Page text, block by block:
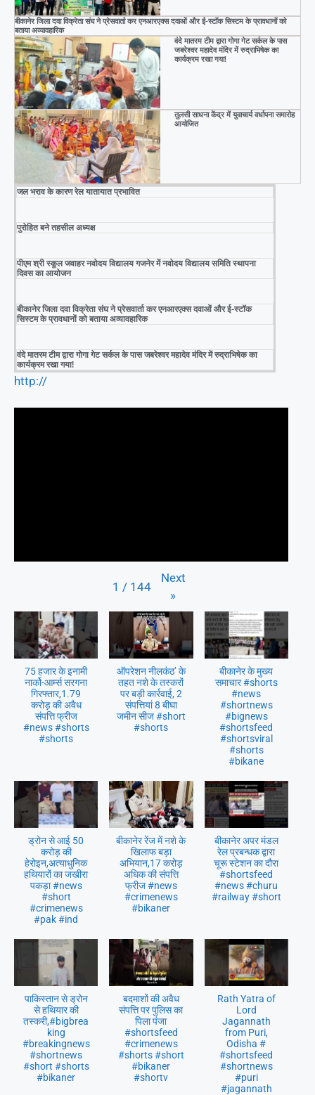
बीकानेर जिला दवा विक्रेता संघ ने प्रेसवार्ता कर एनआरएक्स दवाओं और ई-स्टॉक सिस्टम के प्रावधानों को
बताया अव्यावहारिक
वंदे मातरम टीम द्वारा गोगा गेट सर्कल के पास
जबरेश्वर महादेव मंदिर में रुद्राभिषेक का
कार्यक्रम रखा गया!
तुलसी साधना केंद्र में युवाचार्य वर्धापना समारोह
आयोजित
जल भराव के कारण रेल यातायात प्रभावित
पुरोहित बने तहसील अध्यक्ष
पीएम श्री स्कूल जवाहर नवोदय विद्यालय गजनेर में नवोदय विद्यालय समिति स्थापना
दिवस का आयोजन
बीकानेर जिला दवा विक्रेता संघ ने प्रेसवार्ता कर एनआरएक्स दवाओं और ई-स्टॉक
सिस्टम के प्रावधानों को बताया अव्यावहारिक
वंदे मातरम टीम द्वारा गोगा गेट सर्कल के पास जबरेश्वर महादेव मंदिर में रुद्राभिषेक का
कार्यक्रम रखा गया!
http://
1 / 144
Next
»
75 हजार के इनामी
नार्को-आर्म्स सरगना
गिरफ्तार,1.79
करोड़ की अवैध
संपत्ति फ्रीज
#news #shorts
#shorts
ऑपरेशन नीलकंठ’ के
तहत नशे के तस्करों
पर बड़ी कार्रवाई, 2
संपत्तियां 8 बीघा
जमीन सीज #short
#shorts
बीकानेर के मुख्य
समाचार #shorts
#news
#shortnews
#bignews
#shortsfeed
#shortsviral
#shorts
#bikane
ड्रोन से आई 50
करोड़ की
हेरोइन,अत्याधुनिक
हथियारों का जखीरा
पकड़ा #news
#short
#crimenews
#pak #ind
बीकानेर रेंज में नशे के
खिलाफ बड़ा
अभियान,17 करोड़
अधिक की संपत्ति
फ्रीज #news
#crimenews
#bikaner
बीकानेर अपर मंडल
रेल प्रबन्धक द्वारा
चूरू स्टेशन का दौरा
#shortsfeed
#news #churu
#railway #short
पाकिस्तान से ड्रोन
से हथियार की
तस्करी,#bigbrea
king
#breakingnews
#shortnews
#short #shorts
#bikaner
बदमाशों की अवैध
संपत्ति पर पुलिस का
पिला पंजा
#shortsfeed
#crimenews
#shorts #short
#bikaner
#shortv
Rath Yatra of
Lord
Jagannath
from Puri,
Odisha #
#shortsfeed
#shortnews
#puri
#jagannath